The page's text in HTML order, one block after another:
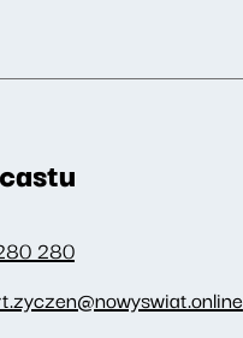
280